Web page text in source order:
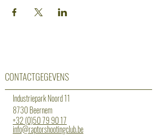
CONTACTGEGEVENS
Industriepark Noord 11
8730 Beernem
+32 (0)50 79 90 17
info@raptorshootingclub.be